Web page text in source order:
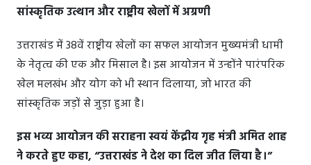
सांस्कृतिक उत्थान और राष्ट्रीय खेलों में अग्रणी
उत्तराखंड में 38वें राष्ट्रीय खेलों का सफल आयोजन मुख्यमंत्री धामी
के नेतृत्व की एक और मिसाल है। इस आयोजन में उन्होंने पारंपरिक
खेल मलखंभ और योग को भी स्थान दिलाया, जो भारत की
सांस्कृतिक जड़ों से जुड़ा हुआ है।
इस भव्य आयोजन की सराहना स्वयं केंद्रीय गृह मंत्री अमित शाह
ने करते हुए कहा, “उत्तराखंड ने देश का दिल जीत लिया है।”